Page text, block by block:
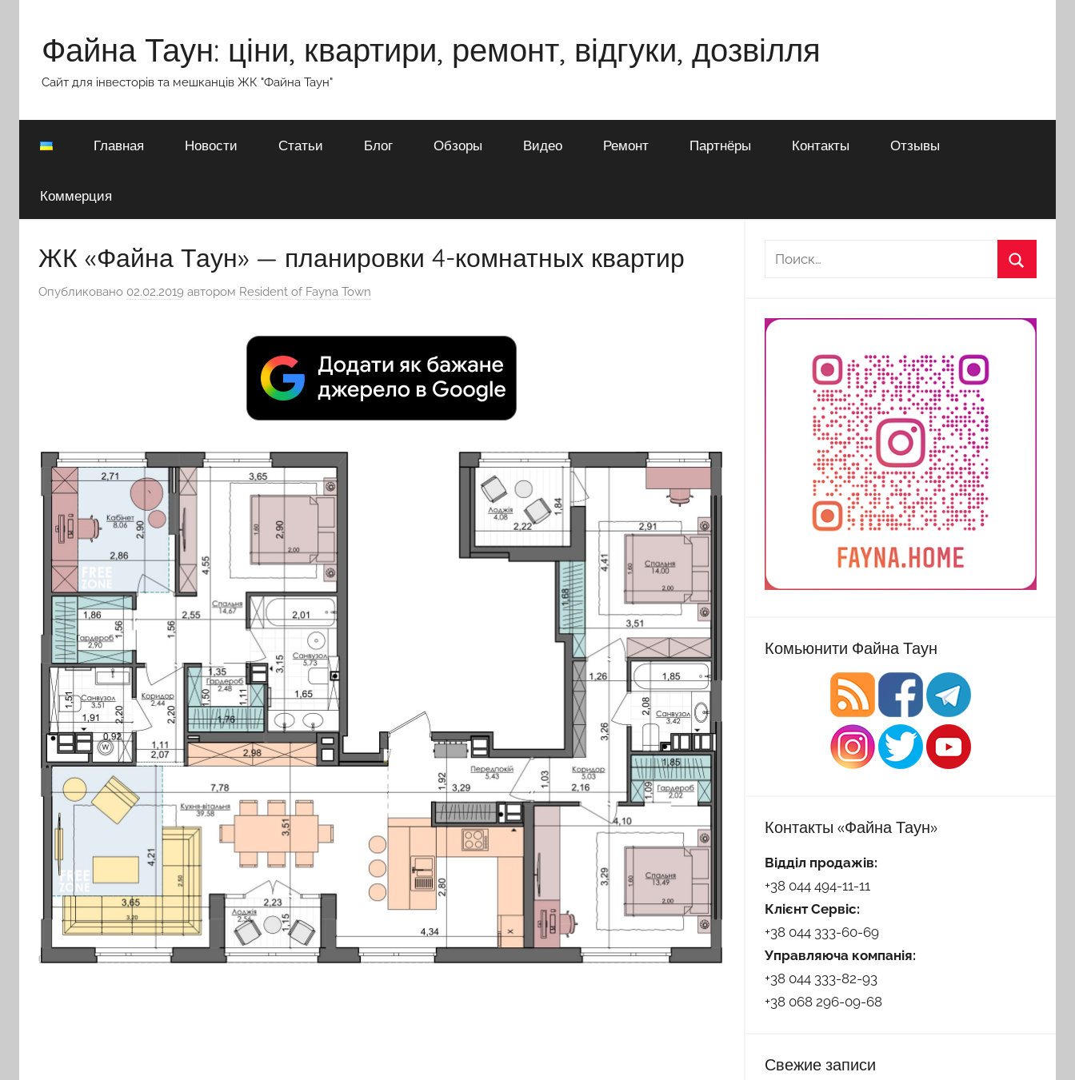
содержимому
Файна Таун: ціни, квартири, ремонт, відгуки, дозвілля
Сайт для інвесторів та мешканців ЖК "Файна Таун"
Главная Новости Статьи Блог Обзоры Видео Ремонт Партнёры Контакты Отзывы
Коммерция
ЖК «Файна Таун» — планировки 4-комнатных квартир
Опубликовано 02.02.2019 автором Resident of Fayna Town
Найти:
Комьюнити Файна Таун
Контакты «Файна Таун»
Відділ продажів:
+38 044 494-11-11
Клієнт Сервіс:
+38 044 333-60-69
Управляюча компанія:
+38 044 333-82-93
+38 068 296-09-68
Свежие записи